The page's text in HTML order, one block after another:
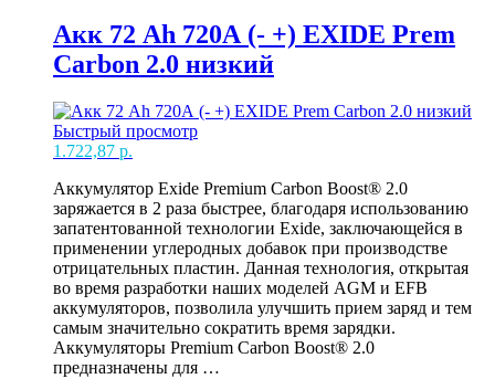
+)
EXIDE
Start-
AGM
Акк 72 Ah 720А (- +) EXIDE Prem
Carbon 2.0 низкий
Быстрый просмотр
1.722,87 р.
Аккумулятор Exide Premium Carbon Boost® 2.0
заряжается в 2 раза быстрее, благодаря использованию
запатентованной технологии Exide, заключающейся в
применении углеродных добавок при производстве
отрицательных пластин. Данная технология, открытая
во время разработки наших моделей AGM и EFB
аккумуляторов, позволила улучшить прием заряд и тем
самым значительно сократить время зарядки.
Аккумуляторы Premium Carbon Boost® 2.0
предназначены для …